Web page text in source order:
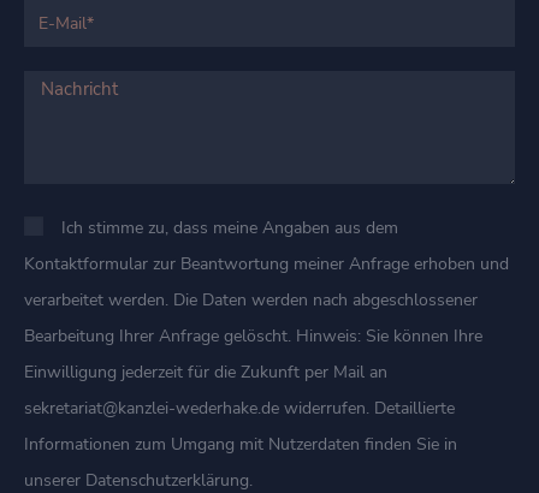
Ich stimme zu, dass meine Angaben aus dem
Kontaktformular zur Beantwortung meiner Anfrage erhoben und
verarbeitet werden. Die Daten werden nach abgeschlossener
Bearbeitung Ihrer Anfrage gelöscht. Hinweis: Sie können Ihre
Einwilligung jederzeit für die Zukunft per Mail an
sekretariat@kanzlei-wederhake.de widerrufen. Detaillierte
Informationen zum Umgang mit Nutzerdaten finden Sie in
unserer Datenschutzerklärung.